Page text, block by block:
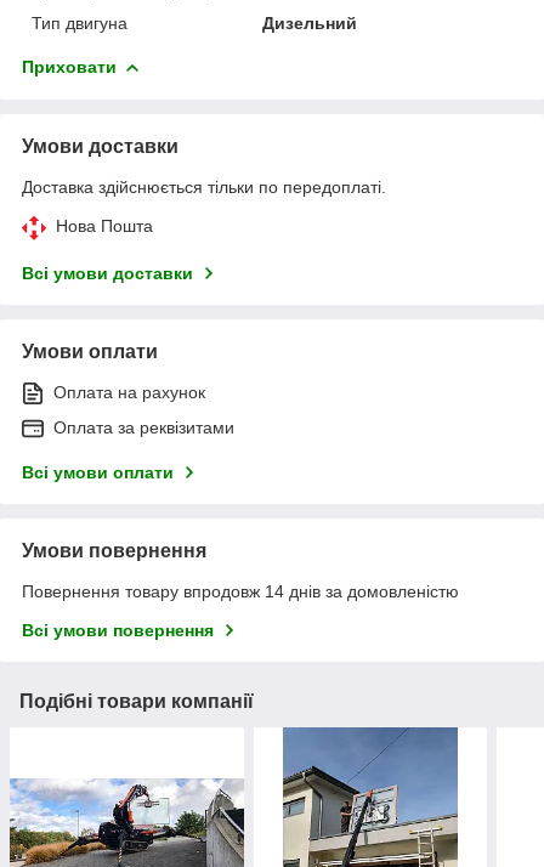
Тип двигуна
Дизельний
Приховати
Умови доставки
Доставка здійснюється тільки по передоплаті.
Нова Пошта
Всі умови доставки
Умови оплати
Оплата на рахунок
Оплата за реквізитами
Всі умови оплати
Умови повернення
Повернення товару впродовж 14 днів за домовленістю
Всі умови повернення
Подібні товари компанії